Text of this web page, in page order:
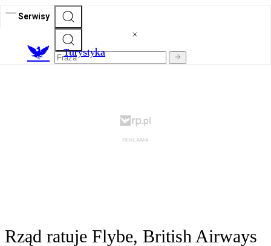
Serwisy
Turystyka
Rząd ratuje Flybe, British Airways